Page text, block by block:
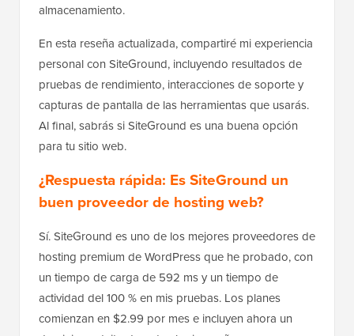
almacenamiento.
En esta reseña actualizada, compartiré mi experiencia
personal con SiteGround, incluyendo resultados de
pruebas de rendimiento, interacciones de soporte y
capturas de pantalla de las herramientas que usarás.
Al final, sabrás si SiteGround es una buena opción
para tu sitio web.
¿Respuesta rápida: Es SiteGround un
buen proveedor de hosting web?
Sí. SiteGround es uno de los mejores proveedores de
hosting premium de WordPress que he probado, con
un tiempo de carga de 592 ms y un tiempo de
actividad del 100 % en mis pruebas. Los planes
comienzan en $2.99 por mes e incluyen ahora un